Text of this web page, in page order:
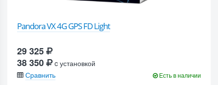
Pandora VX 4G GPS FD Light
29 325
38 350
c установкой
Сравнить
Есть в наличии